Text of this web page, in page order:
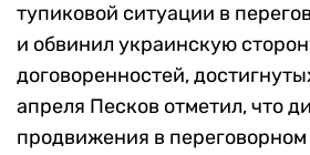
тупиковой ситуации в
и обвинил украинскую
договоренностей,
апреля Песков отметил, что
продвижения в